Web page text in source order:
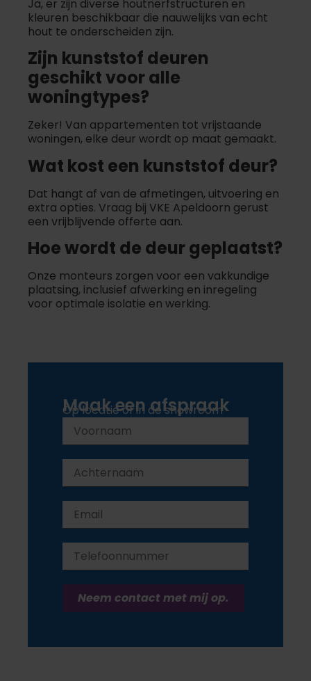
Ja, er zijn diverse houtnerfstructuren en
kleuren beschikbaar die nauwelijks van echt
hout te onderscheiden zijn.
Zijn kunststof deuren
geschikt voor alle
woningtypes?
Zeker! Van appartementen tot vrijstaande
woningen, elke deur wordt op maat gemaakt.
Wat kost een kunststof deur?
Dat hangt af van de afmetingen, uitvoering en
extra opties. Vraag bij VKE Apeldoorn gerust
een vrijblijvende offerte aan.
Hoe wordt de deur geplaatst?
Onze monteurs zorgen voor een vakkundige
plaatsing, inclusief afwerking en inregeling
voor optimale isolatie en werking.
Maak een afspraak
Op locatie of in de showroom
Neem contact met mij op.